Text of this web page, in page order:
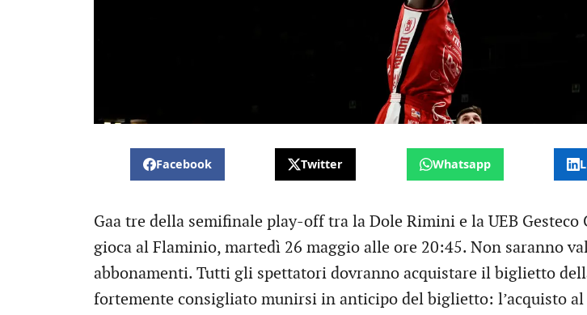
Facebook Twitter Whatsapp
Gaa tre della semifinale play-off tra la Dole Rimini e la UEB Gesteco
gioca al Flaminio, martedì 26 maggio alle ore 20:45. Non saranno
abbonamenti. Tutti gli spettatori dovranno acquistare il biglietto
fortemente consigliato munirsi in anticipo del biglietto: l’acquisto